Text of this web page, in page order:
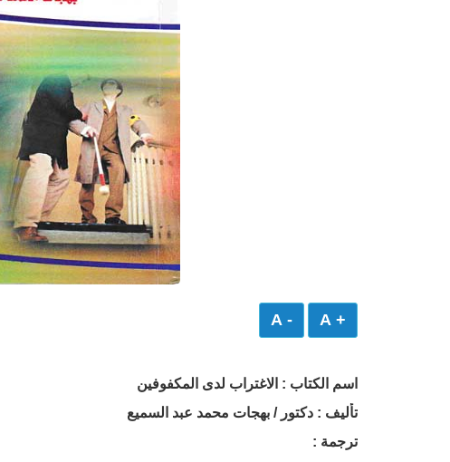
+ A
- A
اسم الكتاب : الاغتراب لدى المكفوفين
تأليف : دكتور / بهجات محمد عبد السميع
ترجمة :